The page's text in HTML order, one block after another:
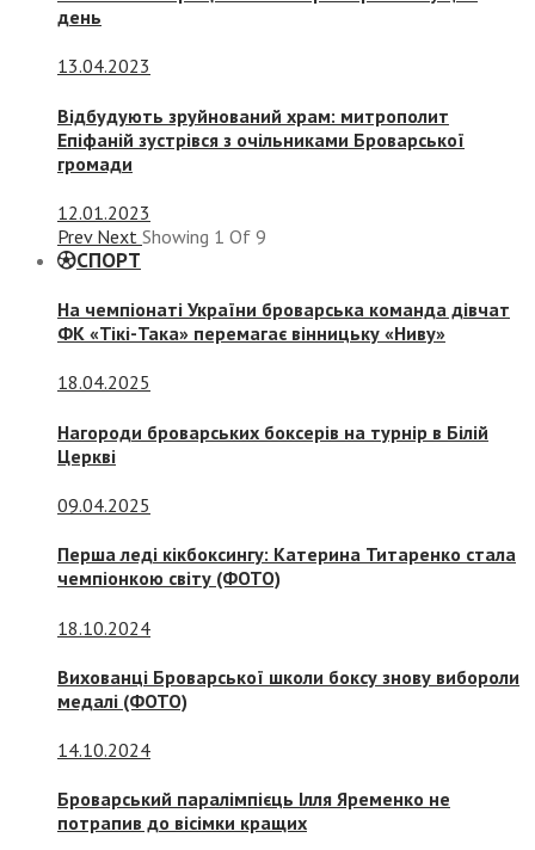
день
13.04.2023
Відбудують зруйнований храм: митрополит
Епіфаній зустрівся з очільниками Броварської
громади
12.01.2023
Prev Next Showing 1 Of 9
СПОРТ
На чемпіонаті України броварська команда дівчат
ФК «Тікі-Така» перемагає вінницьку «Ниву»
18.04.2025
Нагороди броварських боксерів на турнір в Білій
Церкві
09.04.2025
Перша леді кікбоксингу: Катерина Титаренко стала
чемпіонкою світу (ФОТО)
18.10.2024
Вихованці Броварської школи боксу знову вибороли
медалі (ФОТО)
14.10.2024
Броварський паралімпієць Ілля Яременко не
потрапив до вісімки кращих